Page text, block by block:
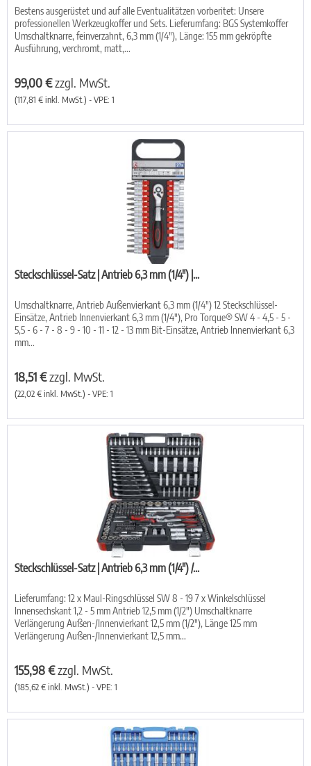
Bestens ausgerüstet und auf alle Eventualitätzen vorberitet: Unsere
professionellen Werkzeugkoffer und Sets. Lieferumfang: BGS Systemkoffer
Umschaltknarre, feinverzahnt, 6,3 mm (1/4"), Länge: 155 mm gekröpfte
Ausführung, verchromt, matt,...
99,00 €zzgl. MwSt.
(117,81 € inkl. MwSt.) - VPE: 1
Steckschlüssel-Satz | Antrieb 6,3 mm (1/4") |...
Umschaltknarre, Antrieb Außenvierkant 6,3 mm (1/4") 12 Steckschlüssel-
Einsätze, Antrieb Innenvierkant 6,3 mm (1/4"), Pro Torque® SW 4 - 4,5 - 5 -
5,5 - 6 - 7 - 8 - 9 - 10 - 11 - 12 - 13 mm Bit-Einsätze, Antrieb Innenvierkant 6,3
mm...
18,51 €zzgl. MwSt.
(22,02 € inkl. MwSt.) - VPE: 1
Steckschlüssel-Satz | Antrieb 6,3 mm (1/4") /...
Lieferumfang: 12 x Maul-Ringschlüssel SW 8 - 19 7 x Winkelschlüssel
Innensechskant 1,2 - 5 mm Antrieb 12,5 mm (1/2") Umschaltknarre
Verlängerung Außen-/Innenvierkant 12,5 mm (1/2"), Länge 125 mm
Verlängerung Außen-/Innenvierkant 12,5 mm...
155,98 €zzgl. MwSt.
(185,62 € inkl. MwSt.) - VPE: 1